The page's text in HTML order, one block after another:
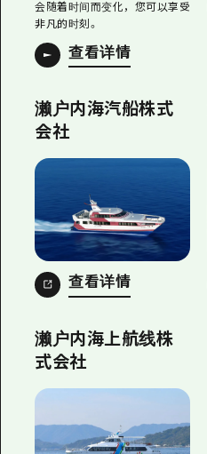
会随着时间而变化，您可以享受
非凡的时刻。
查看详情
濑户内海汽船株式
会社
查看详情
濑户内海上航线株
式会社